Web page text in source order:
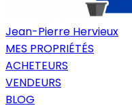
Jean-Pierre Hervieux
MES PROPRIÉTÉS
ACHETEURS
VENDEURS
BLOG